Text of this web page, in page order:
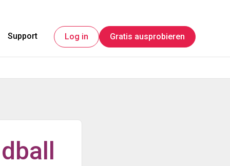
Support Log in Gratis ausprobieren